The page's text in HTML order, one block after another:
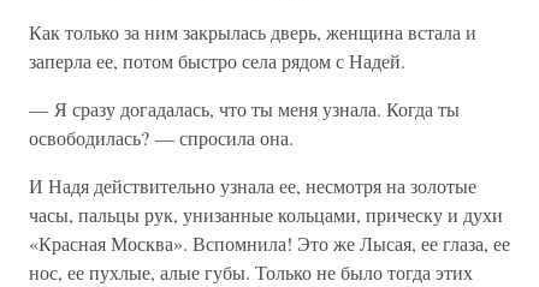
Как только за ним закрылась дверь, женщина встала и
заперла ее, потом быстро села рядом с Надей.
— Я сразу догадалась, что ты меня узнала. Когда ты
освободилась? — спросила она.
И Надя действительно узнала ее, несмотря на золотые
часы, пальцы рук, унизанные кольцами, прическу и духи
«Красная Москва». Вспомнила! Это же Лысая, ее глаза, ее
нос, ее пухлые, алые губы. Только не было тогда этих